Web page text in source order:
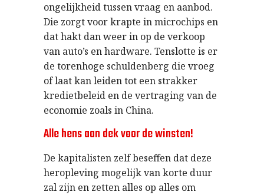
ongelijkheid tussen vraag en aanbod.
Die zorgt voor krapte in microchips en
dat hakt dan weer in op de verkoop
van auto’s en hardware. Tenslotte is er
de torenhoge schuldenberg die vroeg
of laat kan leiden tot een strakker
kredietbeleid en de vertraging van de
economie zoals in China.
Alle hens aan dek voor de winsten!
De kapitalisten zelf beseffen dat deze
heropleving mogelijk van korte duur
zal zijn en zetten alles op alles om